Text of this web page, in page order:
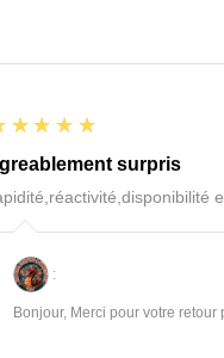
surpris
:
Bonjour, Merci pour votre retour